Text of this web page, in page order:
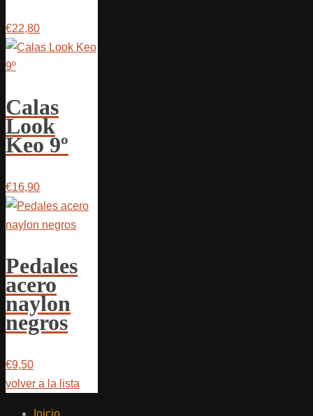
€22,80
Calas
Look
Keo 9º
€16,90
Pedales
acero
naylon
negros
€9,50
volver a la lista
Inicio